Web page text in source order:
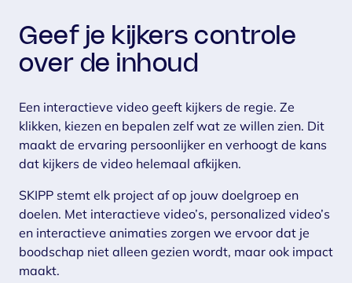
Geef je kijkers controle
over de inhoud
Een interactieve video geeft kijkers de regie. Ze
klikken, kiezen en bepalen zelf wat ze willen zien. Dit
maakt de ervaring persoonlijker en verhoogt de kans
dat kijkers de video helemaal afkijken.
SKIPP stemt elk project af op jouw doelgroep en
doelen. Met interactieve video’s, personalized video’s
en interactieve animaties zorgen we ervoor dat je
boodschap niet alleen gezien wordt, maar ook impact
maakt.